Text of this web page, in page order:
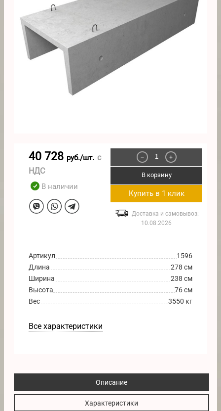
40 728 руб./шт. с
НДС
В наличии
− +
В корзину
Купить в 1 клик
Доставка и самовывоз:
10.08.2026
Артикул
1596
Длина
278 см
Ширина
238 см
Высота
76 см
Вес
3550 кг
Все характеристики
Описание
Характеристики